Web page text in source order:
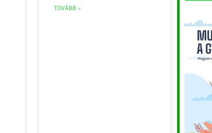
TOVÁBB »